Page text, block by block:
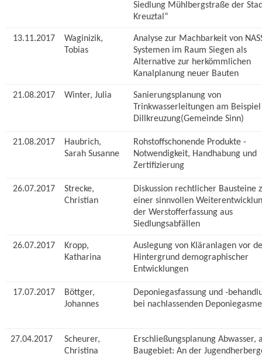
Siedlung Mühlbergstraße der
Kreuztal“
13.11.2017
Waginizik,
Tobias
Analyse zur Machbarkeit von
Systemen im Raum Siegen als
Alternative zur herkömmlichen
Kanalplanung neuer Bauten
21.08.2017 Winter, Julia
Sanierungsplanung von
Trinkwasserleitungen am
Dillkreuzung(Gemeinde Sinn)
21.08.2017
Haubrich,
Sarah Susanne
Rohstoffschonende Produkte -
Notwendigkeit, Handhabung und
Zertifizierung
26.07.2017
Strecke,
Christian
Diskussion rechtlicher Bausteine
einer sinnvollen
der Werstofferfassung aus
Siedlungsabfällen
26.07.2017
Kropp,
Katharina
Auslegung von Kläranlagen vor
Hintergrund demographischer
Entwicklungen
17.07.2017
Böttger,
Johannes
Deponiegasfassung und -
bei nachlassenden
27.04.2017
Scheurer,
Christina
Erschließungsplanung Abwasser,
Baugebiet: An der